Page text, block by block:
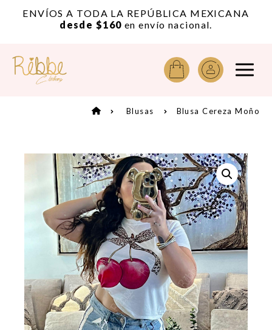
ENVÍOS A TODA LA REPÚBLICA MEXICANA
desde $160 en envío nacional.
Blusas Blusa Cereza Moño